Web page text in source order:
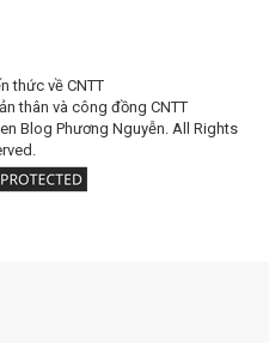
thức về CNTT
thân và công đồng CNTT
Blog Phương Nguyễn. All Rights